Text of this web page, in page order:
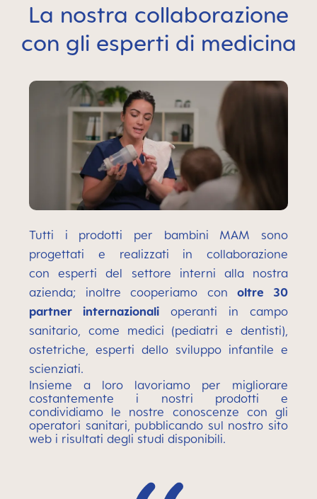
La nostra collaborazione
con gli esperti di medicina
Tutti i prodotti per bambini MAM sono
progettati e realizzati in collaborazione
conesperti del settore interni alla nostra
azienda; inoltre cooperiamo conoltre 30
partner internazionali operanti in campo
sanitario, come medici (pediatri e dentisti),
ostetriche, esperti dello sviluppo infantile e
scienziati.
Insieme a loro lavoriamo per migliorare
costantemente i nostri prodotti e
condividiamo le nostre conoscenze con gli
operatori sanitari, pubblicando sul nostro sito
web i risultati degli studi disponibili.